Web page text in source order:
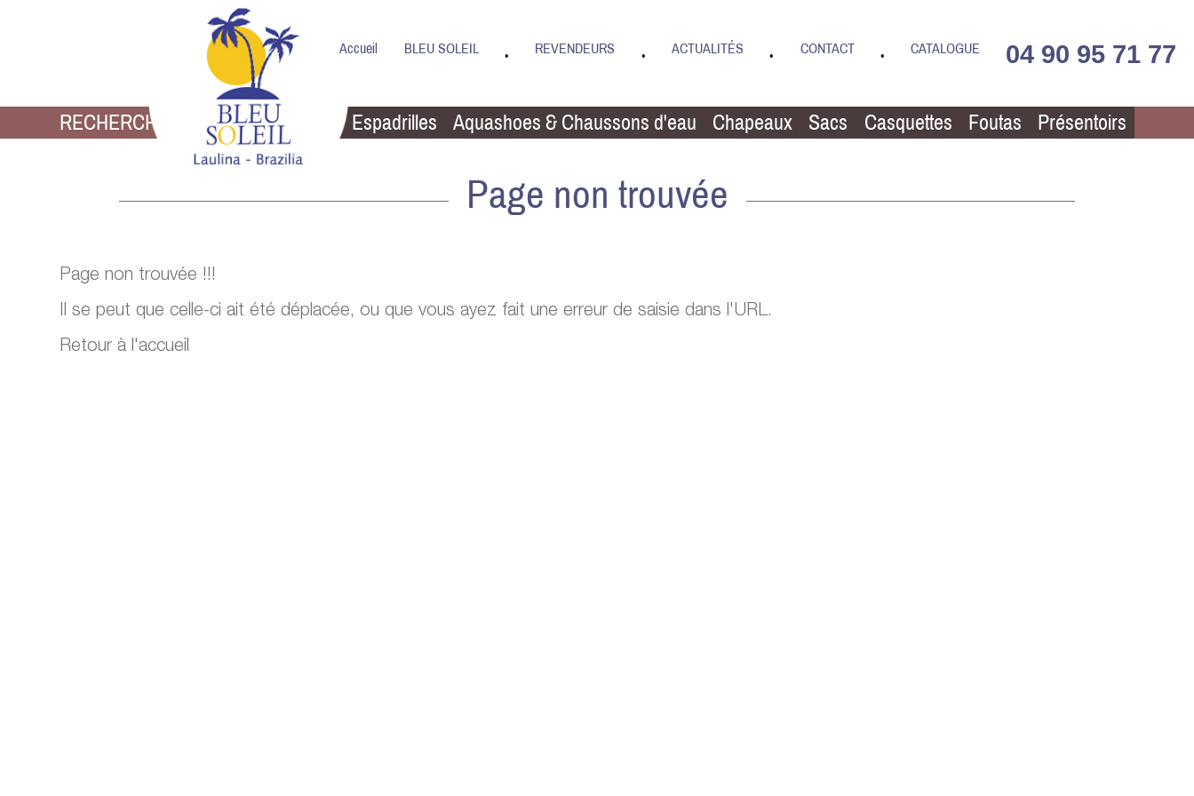
Accueil BLEU SOLEIL
•
REVENDEURS
•
ACTUALITÉS
•
CONTACT
•
CATALOGUE 04 90 95 71 77
RECHERCHE Tongs & Claquettes Espadrilles Aquashoes & Chaussons d'eau Chapeaux Sacs Casquettes Foutas Présentoirs
Page non trouvée
Page non trouvée !!!
Il se peut que celle-ci ait été déplacée, ou que vous ayez fait une erreur de saisie dans l'URL.
Retour à l'accueil